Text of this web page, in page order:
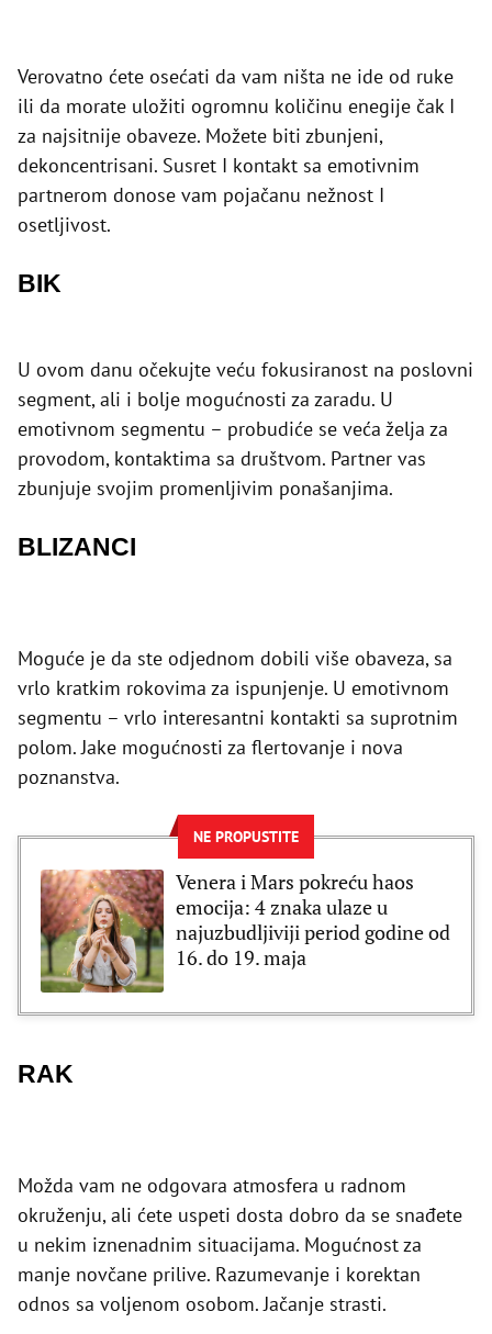
Verovatno ćete osećati da vam ništa ne ide od ruke
ili da morate uložiti ogromnu količinu enegije čak I
za najsitnije obaveze. Možete biti zbunjeni,
dekoncentrisani. Susret I kontakt sa emotivnim
partnerom donose vam pojačanu nežnost I
osetljivost.
BIK
U ovom danu očekujte veću fokusiranost na poslovni
segment, ali i bolje mogućnosti za zaradu. U
emotivnom segmentu – probudiće se veća želja za
provodom, kontaktima sa društvom. Partner vas
zbunjuje svojim promenljivim ponašanjima.
BLIZANCI
Moguće je da ste odjednom dobili više obaveza, sa
vrlo kratkim rokovima za ispunjenje. U emotivnom
segmentu – vrlo interesantni kontakti sa suprotnim
polom. Jake mogućnosti za flertovanje i nova
poznanstva.
NE PROPUSTITE
Venera i Mars pokreću haos
emocija: 4 znaka ulaze u
najuzbudljiviji period godine od
16. do 19. maja
RAK
Možda vam ne odgovara atmosfera u radnom
okruženju, ali ćete uspeti dosta dobro da se snađete
u nekim iznenadnim situacijama. Mogućnost za
manje novčane prilive. Razumevanje i korektan
odnos sa voljenom osobom. Jačanje strasti.